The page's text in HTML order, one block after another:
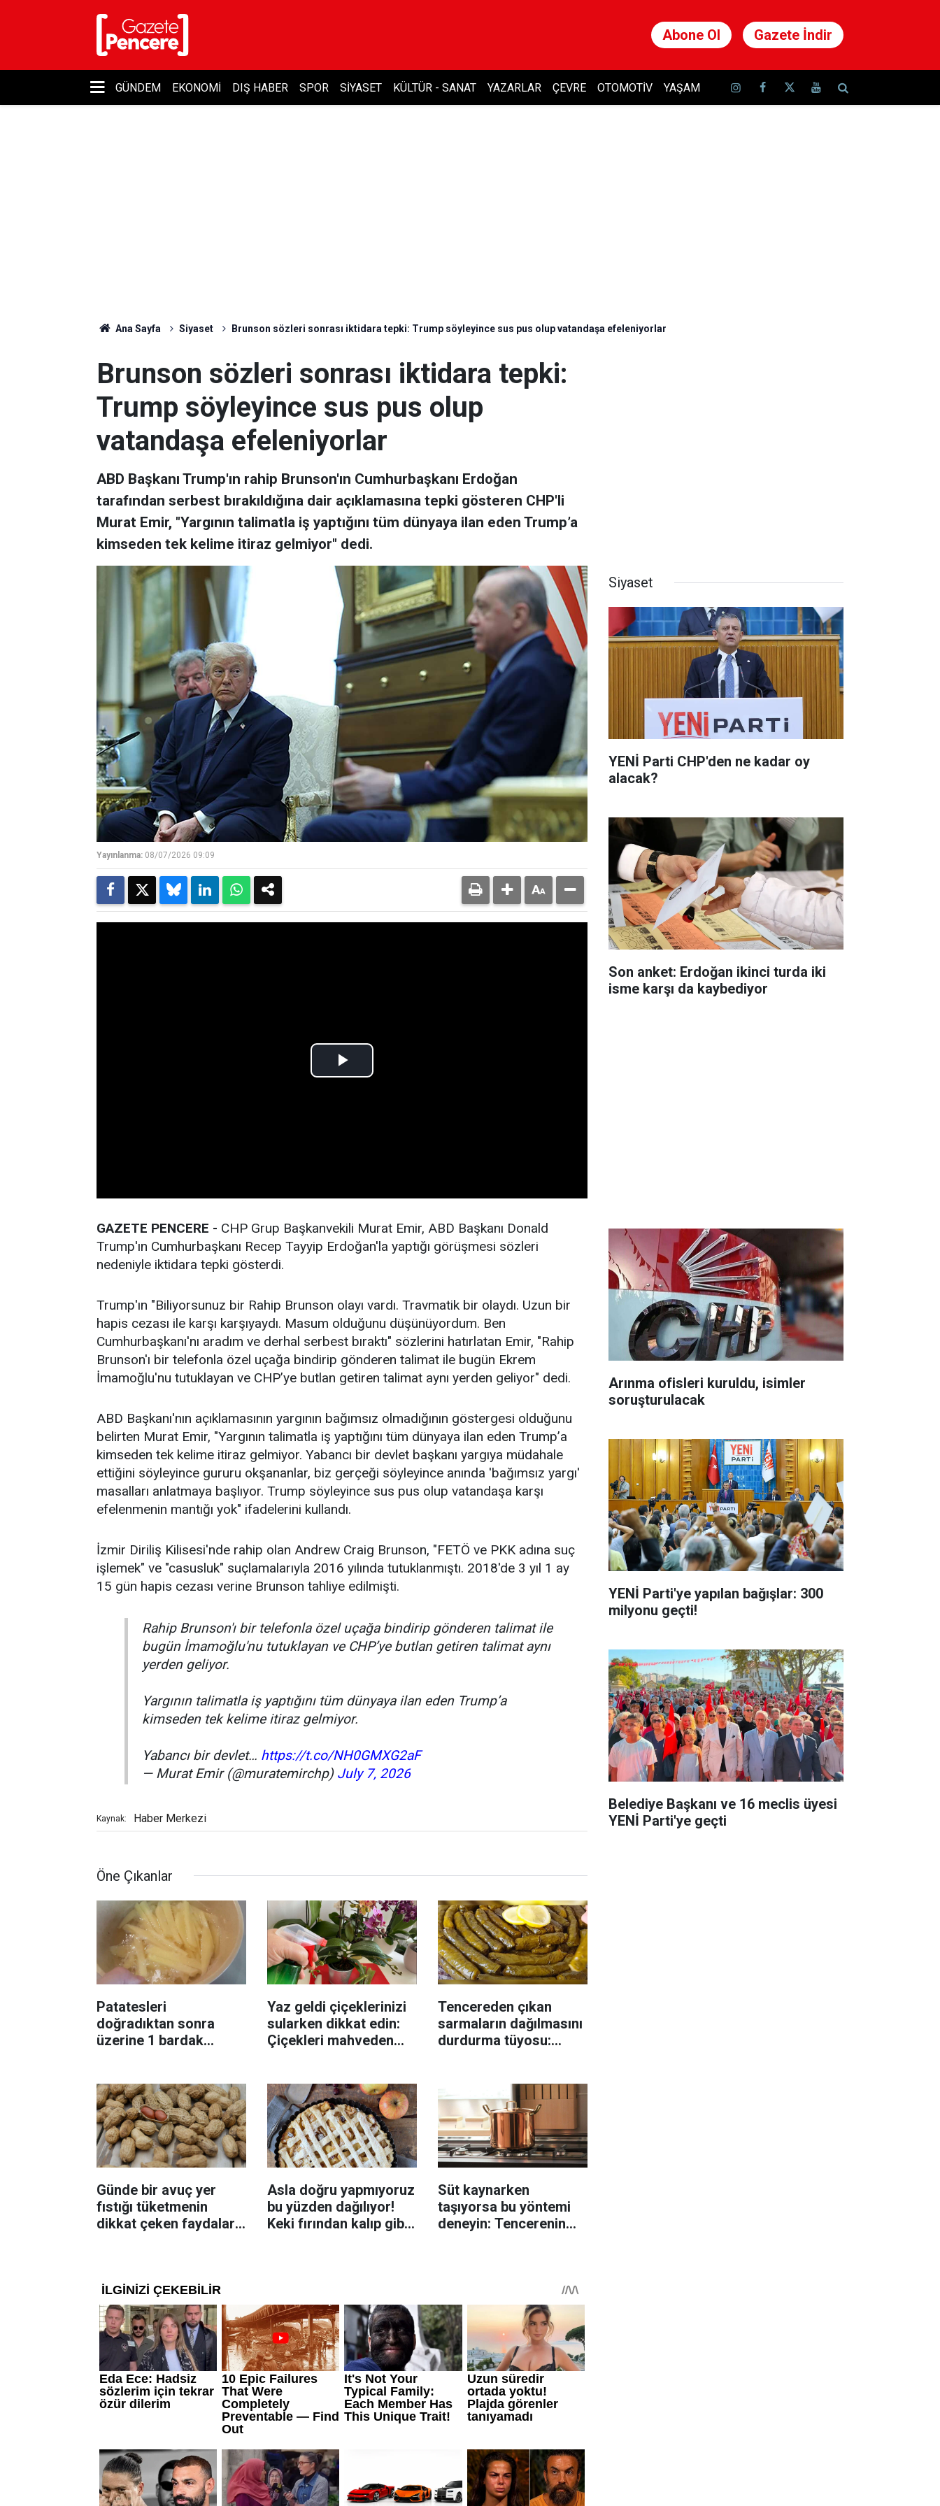
Abone Ol Gazete İndir
GÜNDEM EKONOMI DIŞ HABER SPOR SIYASET KÜLTÜR - SANAT YAZARLAR ÇEVRE OTOMOTIV YAŞAM
Ana Sayfa Siyaset Brunson sözleri sonrası iktidara tepki: Trump söyleyince sus pus olup vatandaşa efeleniyorlar
Brunson sözleri sonrası iktidara tepki:
Trump söyleyince sus pus olup
vatandaşa efeleniyorlar
ABD Başkanı Trump'ın rahip Brunson'ın Cumhurbaşkanı Erdoğan
tarafından serbest bırakıldığına dair açıklamasına tepki gösteren CHP'li
Murat Emir, "Yargının talimatla iş yaptığını tüm dünyaya ilan eden Trump’a
kimseden tek kelime itiraz gelmiyor" dedi.
Yayınlanma: 08/07/2026 09:09
GAZETE PENCERE - CHP Grup Başkanvekili Murat Emir, ABD Başkanı Donald
Trump'ın Cumhurbaşkanı Recep Tayyip Erdoğan'la yaptığı görüşmesi sözleri
nedeniyle iktidara tepki gösterdi.
Trump'ın "Biliyorsunuz bir Rahip Brunson olayı vardı. Travmatik bir olaydı. Uzun bir
hapis cezası ile karşı karşıyaydı. Masum olduğunu düşünüyordum. Ben
Cumhurbaşkanı'nı aradım ve derhal serbest bıraktı" sözlerini hatırlatan Emir, "Rahip
Brunson'ı bir telefonla özel uçağa bindirip gönderen talimat ile bugün Ekrem
İmamoğlu'nu tutuklayan ve CHP’ye butlan getiren talimat aynı yerden geliyor" dedi.
ABD Başkanı'nın açıklamasının yargının bağımsız olmadığının göstergesi olduğunu
belirten Murat Emir, "Yargının talimatla iş yaptığını tüm dünyaya ilan eden Trump’a
kimseden tek kelime itiraz gelmiyor. Yabancı bir devlet başkanı yargıya müdahale
ettiğini söyleyince gururu okşananlar, biz gerçeği söyleyince anında 'bağımsız yargı'
masalları anlatmaya başlıyor. Trump söyleyince sus pus olup vatandaşa karşı
efelenmenin mantığı yok" ifadelerini kullandı.
İzmir Diriliş Kilisesi'nde rahip olan Andrew Craig Brunson, "FETÖ ve PKK adına suç
işlemek" ve "casusluk" suçlamalarıyla 2016 yılında tutuklanmıştı. 2018'de 3 yıl 1 ay
15 gün hapis cezası verine Brunson tahliye edilmişti.
Rahip Brunson'ı bir telefonla özel uçağa bindirip gönderen talimat ile
bugün İmamoğlu'nu tutuklayan ve CHP’ye butlan getiren talimat aynı
yerden geliyor.
Yargının talimatla iş yaptığını tüm dünyaya ilan eden Trump’a
kimseden tek kelime itiraz gelmiyor.
Yabancı bir devlet… https://t.co/NH0GMXG2aF
— Murat Emir (@muratemirchp) July 7, 2026
Kaynak: Haber Merkezi
Öne Çıkanlar
Patatesleri
doğradıktan sonra
üzerine 1 bardak
Yaz geldi çiçeklerinizi
sularken dikkat edin:
Çiçekleri mahveden
Tencereden çıkan
sarmaların dağılmasını
durdurma tüyosu:
Günde bir avuç yer
fıstığı tüketmenin
dikkat çeken faydaları:
Asla doğru yapmıyoruz
bu yüzden dağılıyor!
Keki fırından kalıp gibi
Süt kaynarken
taşıyorsa bu yöntemi
deneyin: Tencerenin
Siyaset
YENİ Parti CHP'den ne kadar oy
alacak?
Son anket: Erdoğan ikinci turda iki
isme karşı da kaybediyor
Arınma ofisleri kuruldu, isimler
soruşturulacak
YENİ Parti'ye yapılan bağışlar: 300
milyonu geçti!
Belediye Başkanı ve 16 meclis üyesi
YENİ Parti'ye geçti